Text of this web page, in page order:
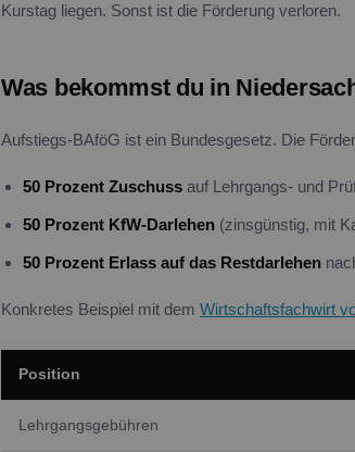
Kurstag liegen. Sonst ist die Förderung verloren.
Was bekommst du in
Aufstiegs-BAföG ist ein Bundesgesetz. Die
50 Prozent Zuschuss auf Lehrgangs- und
50 Prozent KfW-Darlehen (zinsgünstig, mit
50 Prozent Erlass auf das Restdarlehen
Konkretes Beispiel mit dem Wirtschaftsfachwirt
Position
Lehrgangsgebühren